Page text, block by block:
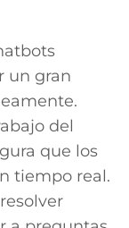
un gran
del
que los
tiempo real.